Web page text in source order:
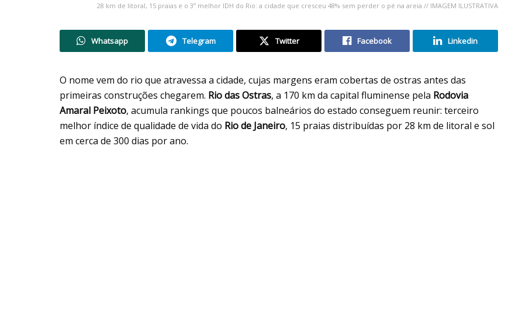
28 km de litoral, 15 praias e o 3º melhor IDH do Rio: a cidade que cresceu 48% sem perder o pé na areia // IMAGEM ILUSTRATIVA
Whatsapp Telegram Twitter Facebook Linkedin
O nome vem do rio que atravessa a cidade, cujas margens eram cobertas de ostras antes das
primeiras construções chegarem. Rio das Ostras, a 170 km da capital fluminense pela Rodovia
Amaral Peixoto, acumula rankings que poucos balneários do estado conseguem reunir: terceiro
melhor índice de qualidade de vida do Rio de Janeiro, 15 praias distribuídas por 28 km de litoral e sol
em cerca de 300 dias por ano.